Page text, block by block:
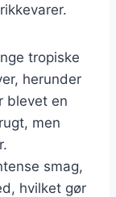
tropiske
herunder
blevet en
men
smag,
hvilket gør